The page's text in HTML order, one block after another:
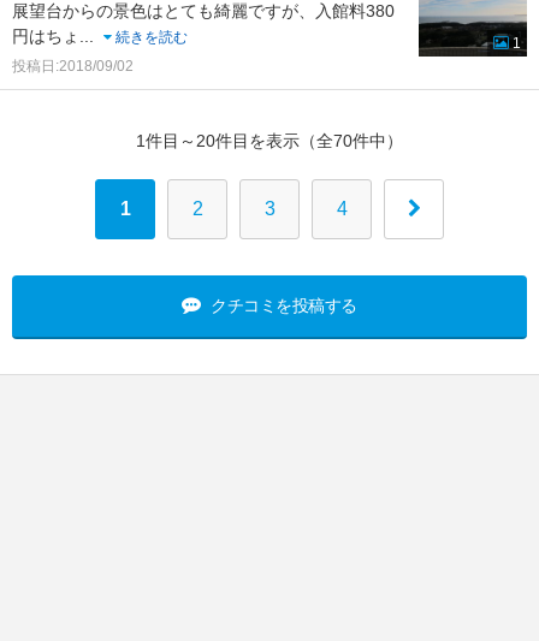
展望台からの景色はとても綺麗ですが、入館料380
円はちょ
続きを読む
投稿日:2018/09/02
1
1件目～20件目を表示（全70件中）
1 2 3 4
クチコミを投稿する